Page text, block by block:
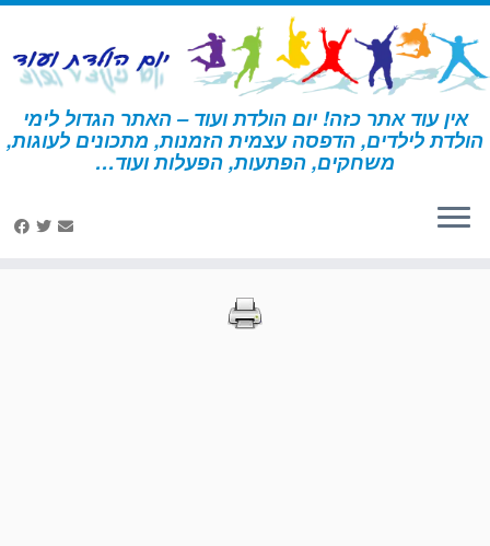
דלג
לתוכן
אין עוד אתר כזה! יום הולדת ועוד – האתר הגדול לימי
הולדת לילדים, הדפסה עצמית הזמנות, מתכונים לעוגות,
משחקים, הפתעות, הפעלות ועוד… דף הבית » הדפסות – מדע » עמוד 15
הדפסות – מדע